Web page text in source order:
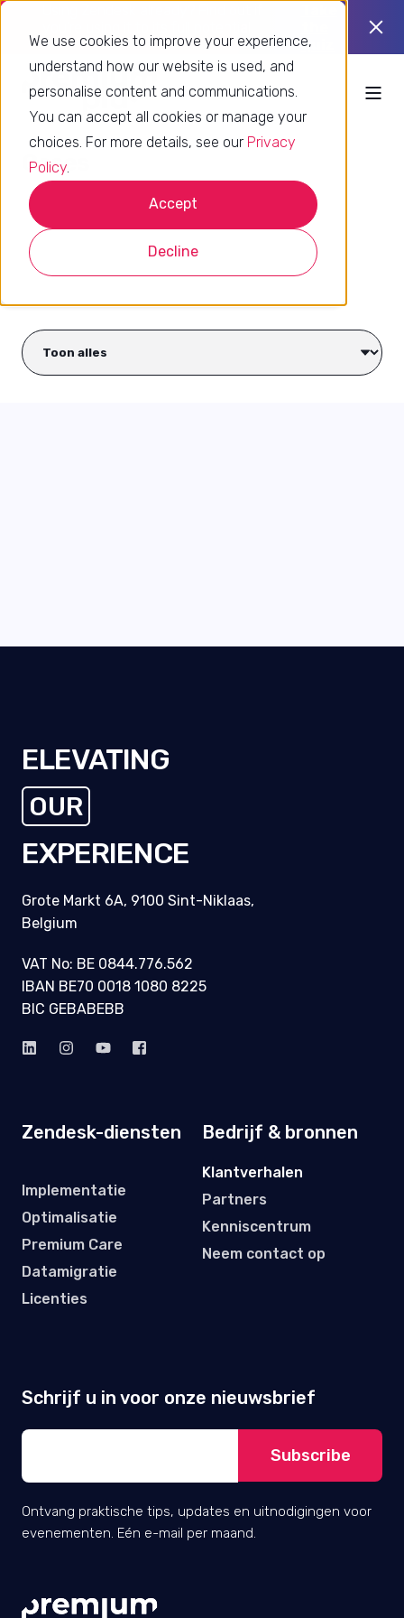
We use cookies to improve your experience,
understand how our website is used, and
personalise content and communications.
You can accept all cookies or manage your
choices. For more details, see our Privacy
Policy.
Accept
Decline
quiz
Cases
ELEVATING
OUR
EXPERIENCE
Grote Markt 6A, 9100 Sint-Niklaas,
Belgium
VAT No: BE 0844.776.562
IBAN BE70 0018 1080 8225
BIC GEBABEBB
Zendesk-diensten
Implementatie
Optimalisatie
Premium Care
Datamigratie
Licenties
Bedrijf & bronnen
Klantverhalen
Partners
Kenniscentrum
Neem contact op
Schrijf u in voor onze nieuwsbrief
Ontvang praktische tips, updates en uitnodigingen voor
evenementen. Eén e-mail per maand.